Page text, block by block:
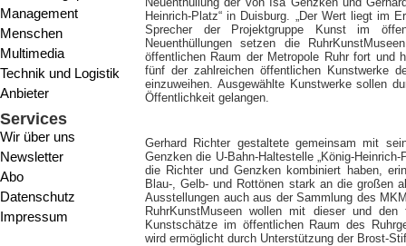
Management
Menschen
Multimedia
Technik und Logistik
Anbieter
Services
Wir über uns
Newsletter
Abo
Datenschutz
Impressum
Heinrich-Platz“ in Duisburg. „Der Wert liegt im
Sprecher der Projektgruppe Kunst im
Neuenthüllungen setzen die
öffentlichen Raum der Metropole Ruhr fort und
fünf der zahlreichen öffentlichen Kunstwerke
einzuweihen. Ausgewählte Kunstwerke sollen
Öffentlichkeit gelangen.
Gerhard Richter gestaltete gemeinsam mit
Genzken die U-Bahn-Haltestelle „König-
die Richter und Genzken kombiniert haben,
Blau-, Gelb- und Rottönen stark an die großen
Ausstellungen auch aus der Sammlung des
RuhrKunstMuseen wollen mit dieser und den
Kunstschätze im öffentlichen Raum des
wird ermöglicht durch Unterstützung der Brost-